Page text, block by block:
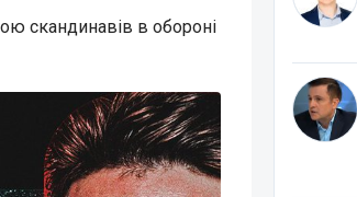
скандинавів в обороні